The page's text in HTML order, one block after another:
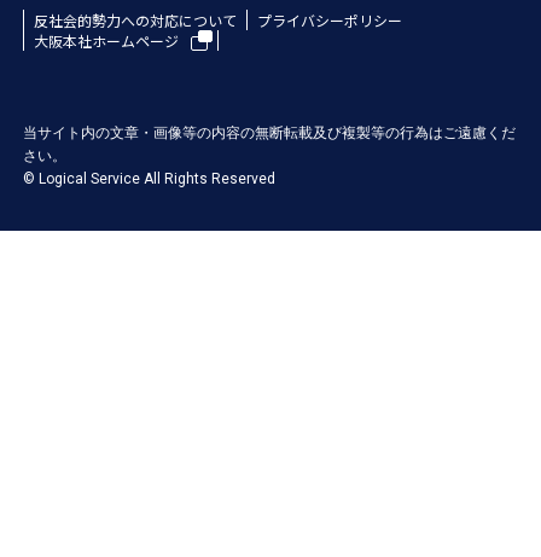
反社会的勢力への対応について
プライバシーポリシー
大阪本社ホームページ
当サイト内の文章・画像等の内容の無断転載及び複製等の行為はご遠慮くだ
さい。
© Logical Service All Rights Reserved